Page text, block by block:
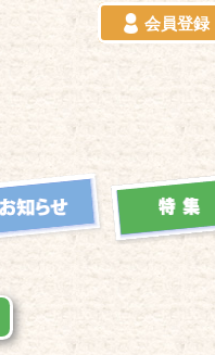
会員登録